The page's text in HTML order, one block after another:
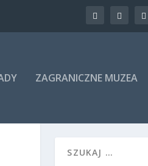
ZAGRANICZNE MUZEA